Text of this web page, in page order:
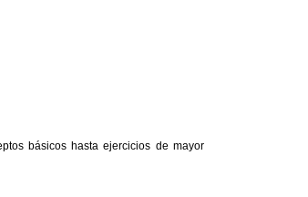
básicos hasta ejercicios de mayor